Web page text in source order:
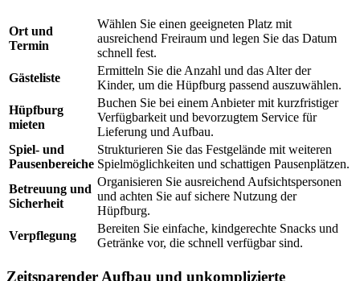
Ort und
Termin
Wählen Sie einen geeigneten Platz mit
ausreichend Freiraum und legen Sie das Datum
schnell fest.
Gästeliste
Ermitteln Sie die Anzahl und das Alter der
Kinder, um die Hüpfburg passend auszuwählen.
Hüpfburg
mieten
Buchen Sie bei einem Anbieter mit kurzfristiger
Verfügbarkeit und bevorzugtem Service für
Lieferung und Aufbau.
Spiel- und
Pausenbereiche
Strukturieren Sie das Festgelände mit weiteren
Spielmöglichkeiten und schattigen Pausenplätzen.
Betreuung und
Sicherheit
Organisieren Sie ausreichend Aufsichtspersonen
und achten Sie auf sichere Nutzung der
Hüpfburg.
Verpflegung
Bereiten Sie einfache, kindgerechte Snacks und
Getränke vor, die schnell verfügbar sind.
Zeitsparender Aufbau und unkomplizierte